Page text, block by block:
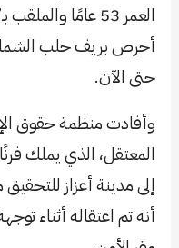
العمر 53 عامًا
أحرص بريف حلب
حتى الآن.
وأفادت منظمة حقوق
المعتقل، الذي يملك
إلى مدينة أعزاز
أنه تم اعتقاله أثناء